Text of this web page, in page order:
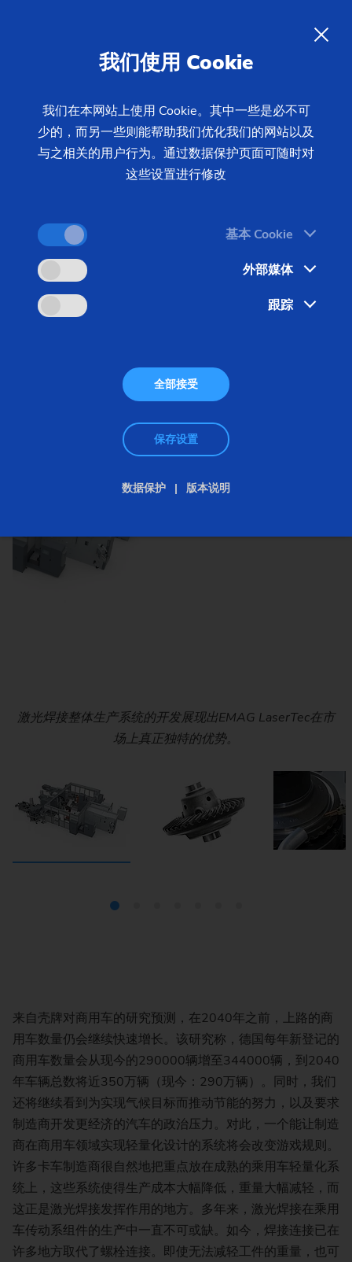
商用车领域中的轻量化设计：
EMAG LaserTec针对卡车差速器
开发整体生产解决方案
当“轻量化设计”一词被用于汽车生产时，其通常与乘
力。最近，一家北美供应商展示了EMAG LaserTec
公司的激光焊接整体生产系统可提供的可能性和优
势。针对卡车差速器的生产，该商用车供应商目前正
在使用EMAG生产系统，将三个独立部件焊接在一
图片：
激光焊接整体生产系统的开发展现出EMAG LaserTec在市
场上真正独特的优势。
这些部件总重量达到130公斤，部件直径最大达600毫米。
机器人负责给EMAG ELC 600上料，壳体的封闭、壳体与
齿轮的连接通过两条焊缝得以实现
使用一台EMAG LaserTec ELC 600激光焊接卡车差速器。
壳体部件以及齿轮均会在新研发的EMAG激光清洗机上进行
清洗以便后续加工。
壳体部件以及齿轮均会在新研发的EMAG激光清洗机上进行
清洗以便后续加工。
该生产线确保了卡车差速器生产的完美节拍及工艺。
来自壳牌对商用车的研究预测，在2040年之前，上路的商
用车数量仍会继续快速增长。该研究称，德国每年新登记的
商用车数量会从现今的290000辆增至344000辆，到2040
年车辆总数将近350万辆（现今：290万辆）。同时，我们
还将继续看到为实现气候目标而推动节能的努力，以及要求
制造商开发更经济的汽车的政治压力。对此，一个能让制造
商在商用车领域实现轻量化设计的系统将会改变游戏规则。
许多卡车制造商很自然地把重点放在成熟的乘用车轻量化系
统上，这些系统使得生产成本大幅降低，重量大幅减轻，而
这正是激光焊接发挥作用的地方。多年来，激光焊接在乘用
车传动系组件的生产中一直不可或缺。如今，焊接连接已在
许多地方取代了螺栓连接。即使无法减轻工件的重量，也可
我们使用 Cookie
我们在本网站上使用 Cookie。其中一些是必不可
少的，而另一些则能帮助我们优化我们的网站以及
与之相关的用户行为。通过数据保护页面可随时对
这些设置进行修改
基本 Cookie
外部媒体
跟踪
全部接受
保存设置
数据保护 版本说明